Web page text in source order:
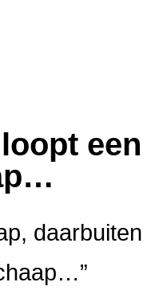
een
daarbuiten